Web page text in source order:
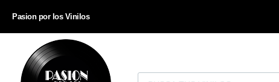
Pasion por los Vinilos